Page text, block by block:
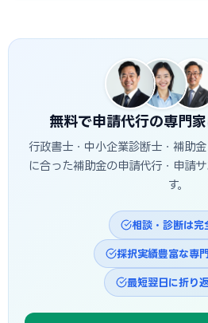
決定・事業実施・実績報告を経て入
入金まで半年〜1年程度かかるのが
補助金は予算上限に達し次第終了す
の相談・申請が有利です。
無料で申請代行の専門
行政書士・中小企業診断士・補助
に合った補助金の申請代行・申請
す。
相談・診断は完
採択実績豊富な専
最短翌日に折り